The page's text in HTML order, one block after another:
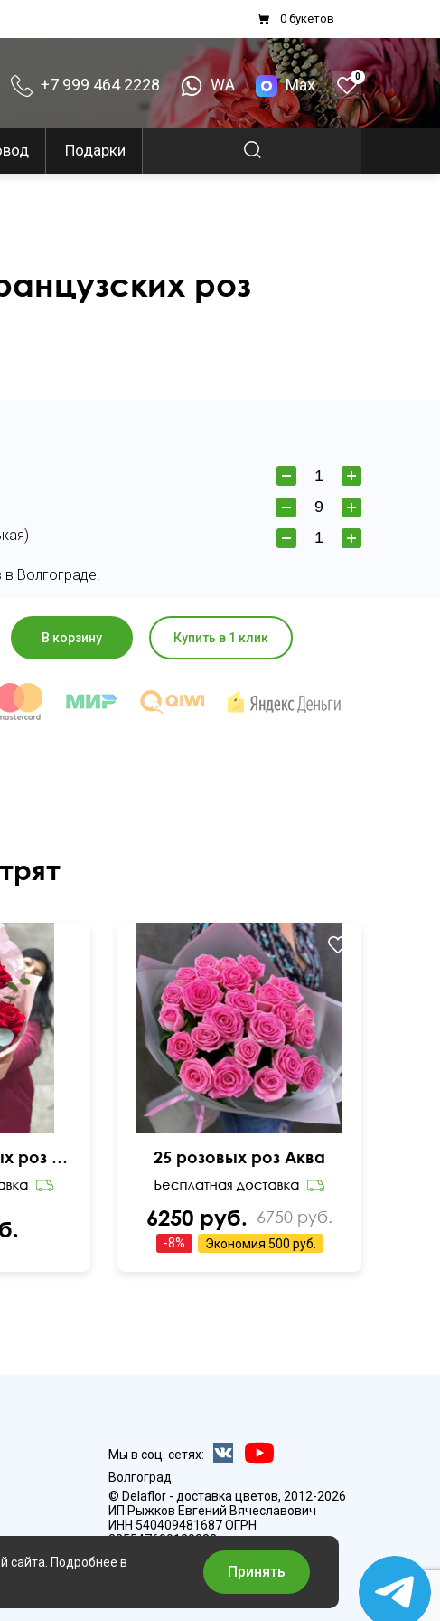
0 букетов
+7 999 464 2228 WA Max 0
Подарки
роз
в Волгограде.
В корзину Купить в 1 клик
Букет вывернутых роз Эксплорер 25 розовых роз Аква
6250 руб. 6750 руб.
-8% Экономия 500 руб.
Мы в соц. сетях:
Волгоград
© Delaflor - доставка цветов, 2012-2026
ИП Рыжков Евгений Вячеславович
ИНН 540409481687 ОГРН
325547600130383
сайта. Подробнее в
Принять